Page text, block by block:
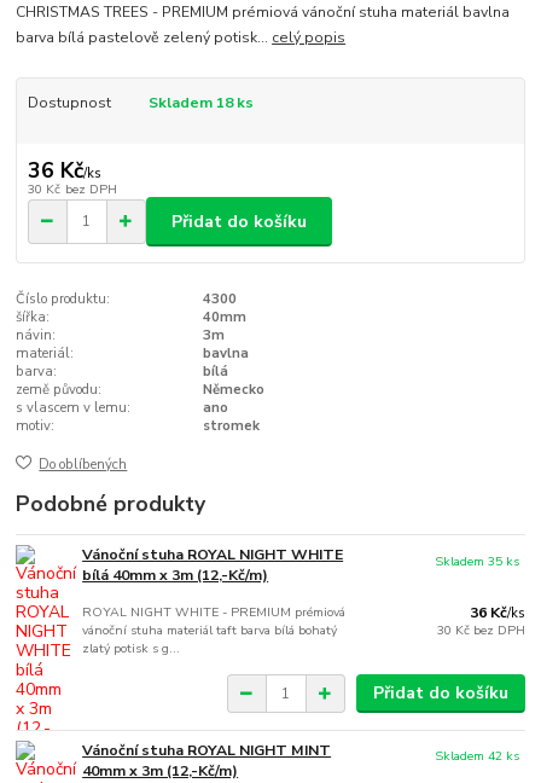
CHRISTMAS TREES - PREMIUM prémiová vánoční stuha materiál bavlna
barva bílá pastelově zelený potisk... celý popis
Dostupnost Skladem 18 ks
36 Kč/ks
30 Kč bez DPH
Přidat do košíku
Číslo produktu:
4300
šířka:
40mm
návin:
3m
materiál:
bavlna
barva:
bílá
země původu:
Německo
s vlascem v lemu:
ano
motiv:
stromek
Do oblíbených
Podobné produkty
Vánoční stuha ROYAL NIGHT WHITE
bílá 40mm x 3m (12,-Kč/m)
ROYAL NIGHT WHITE - PREMIUM prémiová
vánoční stuha materiál taft barva bílá bohatý
zlatý potisk s g...
36 Kč/ks
30 Kč bez DPH
Skladem 35 ks
Přidat do košíku
Vánoční stuha ROYAL NIGHT MINT
40mm x 3m (12,-Kč/m)
Skladem 42 ks